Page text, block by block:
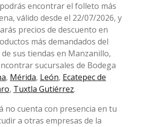
podrás encontrar el folleto más
válido desde el 22/07/2026, y
precios de descuento en
más demandados del
de sus tiendas en Manzanillo,
sucursales de Bodega
, Mérida, León, Ecatepec de
, Tuxtla Gutiérrez.
no cuenta con presencia en tu
a otras empresas de la